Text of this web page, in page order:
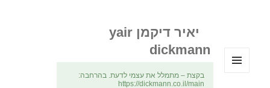
יאיר דיקמן yair
dickmann
בקצת – מתמלל את עצמי לדעת. בהרחבה:
https://dickmann.co.il/main